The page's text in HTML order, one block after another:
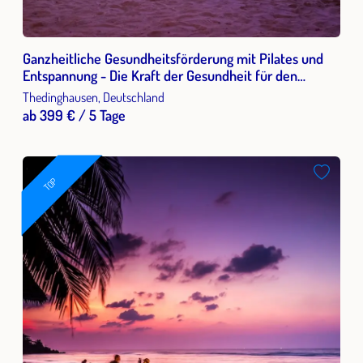
Ganzheitliche Gesundheitsförderung mit Pilates und
Entspannung - Die Kraft der Gesundheit für den
Arbeitsalltag erleben und mehren
Thedinghausen, Deutschland
ab 399 € / 5 Tage
TOP